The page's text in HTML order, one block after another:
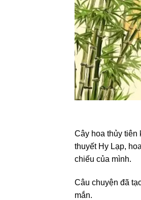
Cây hoa thủy tiên
thuyết Hy Lạp,
chiếu của mình.
Câu chuyện đã
mắn.